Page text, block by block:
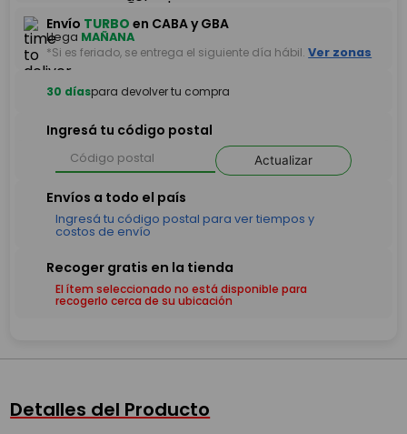
Envío TURBO en CABA y GBA
Llega MAÑANA
*Si es feriado, se entrega el siguiente día hábil. Ver zonas
30 díaspara devolver tu compra
Ingresá tu código postal
Actualizar
El ítem seleccionado no está disponible para
recogerlo cerca de su ubicación
Detalles del Producto